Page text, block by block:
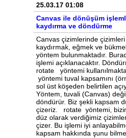
25.03.17 01:08
Canvas ile dönüşüm
kaydırma ve döndürme
Canvas çizimlerinde
kaydırmak, eğmek ve
yöntem bulunmaktadır.
işlemi açıklanacaktır.
rotate yöntemi
yöntemi tuval kapsamını
sol üst köşeden belirtilen
Yöntem, tuvali (Canvas)
döndürür. Biz şekli kapsam
çizeriz. rotate yöntemi,
düz olarak verdiğimiz
çizer. Bu işlemi iyi
kapsam hakkında şunu